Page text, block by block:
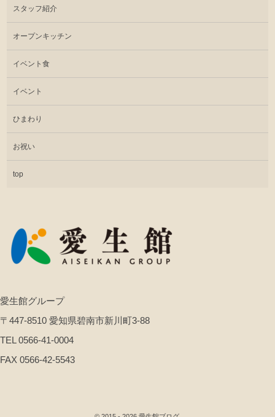
スタッフ紹介
オープンキッチン
イベント食
イベント
ひまわり
お祝い
top
愛生館グループ
〒447-8510 愛知県碧南市新川町3-88
TEL 0566-41-0004
FAX 0566-42-5543